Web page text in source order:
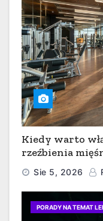
Kiedy warto
rzeźbienia
Sie 5, 2026
PORADY NA TEMAT